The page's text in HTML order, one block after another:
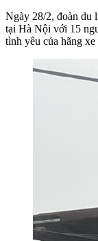
Ngày 28/2, đoàn du
tại Hà Nội với 15
tình yêu của hãng